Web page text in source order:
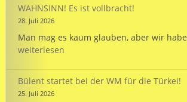
WAHNSINN! Es ist vollbracht!
28. Juli 2026
Man mag es kaum glauben, aber wir
weiterlesen
Bülent startet bei der WM für die Türkei!
25. Juli 2026